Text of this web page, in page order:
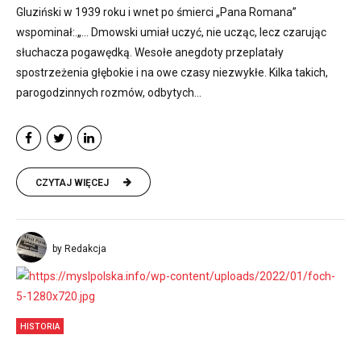
Gluziński w 1939 roku i wnet po śmierci „Pana Romana”
wspominał:.„… Dmowski umiał uczyć, nie ucząc, lecz czarując
słuchacza pogawędką. Wesołe anegdoty przeplatały
spostrzeżenia głębokie i na owe czasy niezwykłe. Kilka takich,
parogodzinnych rozmów, odbytych...
CZYTAJ WIĘCEJ
by Redakcja
HISTORIA